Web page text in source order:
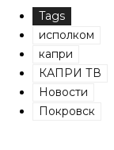
Tags
исполком
капри
КАПРИ ТВ
Новости
Покровск